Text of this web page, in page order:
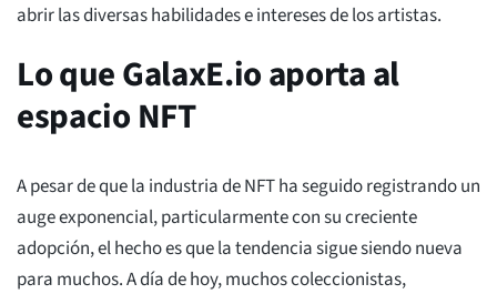
abrir las diversas habilidades e intereses de los artistas.
Lo que GalaxE.io aporta al
espacio NFT
A pesar de que la industria de NFT ha seguido registrando un
auge exponencial, particularmente con su creciente
adopción, el hecho es que la tendencia sigue siendo nueva
para muchos. A día de hoy, muchos coleccionistas,